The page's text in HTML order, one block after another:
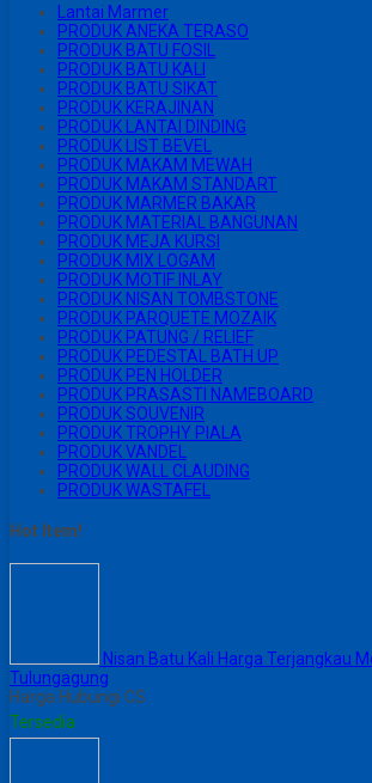
Lantai Marmer
PRODUK ANEKA TERASO
PRODUK BATU FOSIL
PRODUK BATU KALI
PRODUK BATU SIKAT
PRODUK KERAJINAN
PRODUK LANTAI DINDING
PRODUK LIST BEVEL
PRODUK MAKAM MEWAH
PRODUK MAKAM STANDART
PRODUK MARMER BAKAR
PRODUK MATERIAL BANGUNAN
PRODUK MEJA KURSI
PRODUK MIX LOGAM
PRODUK MOTIF INLAY
PRODUK NISAN TOMBSTONE
PRODUK PARQUETE MOZAIK
PRODUK PATUNG / RELIEF
PRODUK PEDESTAL BATH UP
PRODUK PEN HOLDER
PRODUK PRASASTI NAMEBOARD
PRODUK SOUVENIR
PRODUK TROPHY PIALA
PRODUK VANDEL
PRODUK WALL CLAUDING
PRODUK WASTAFEL
Hot Item!
Nisan Batu Kali Harga Terjangkau
Tulungagung
Harga Hubungi CS
Tersedia